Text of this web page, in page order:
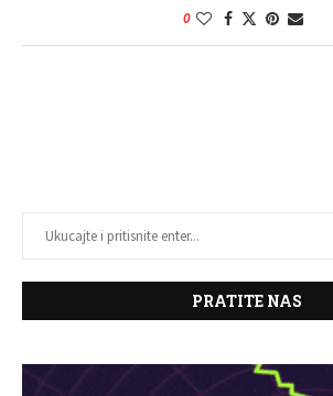
0
PRATITE NAS